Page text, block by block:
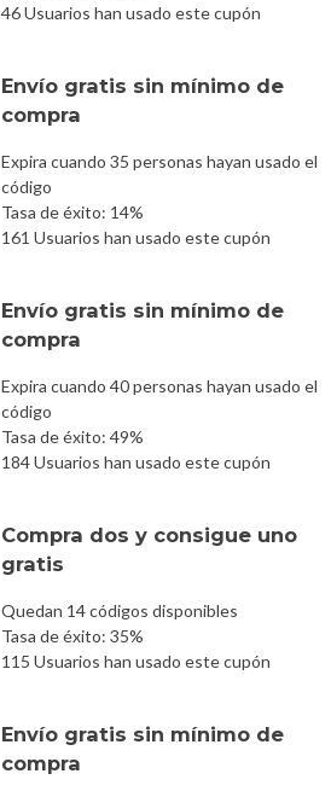
46 Usuarios han usado este cupón
Envío gratis sin mínimo de
compra
Expira cuando 35 personas hayan usado el
código
Tasa de éxito: 14%
161 Usuarios han usado este cupón
Envío gratis sin mínimo de
compra
Expira cuando 40 personas hayan usado el
código
Tasa de éxito: 49%
184 Usuarios han usado este cupón
Compra dos y consigue uno
gratis
Quedan 14 códigos disponibles
Tasa de éxito: 35%
115 Usuarios han usado este cupón
Envío gratis sin mínimo de
compra